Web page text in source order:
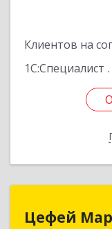
Клиентов на
1С:Специалист
Цефей